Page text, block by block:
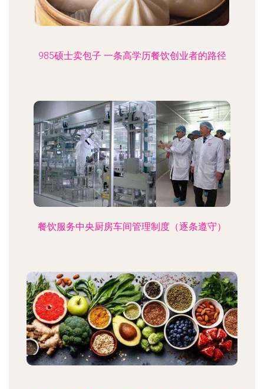
985硕士卖包子 一条高学历餐饮创业者的路径
餐饮服务中央厨房车间管理制度（逐条遵守）